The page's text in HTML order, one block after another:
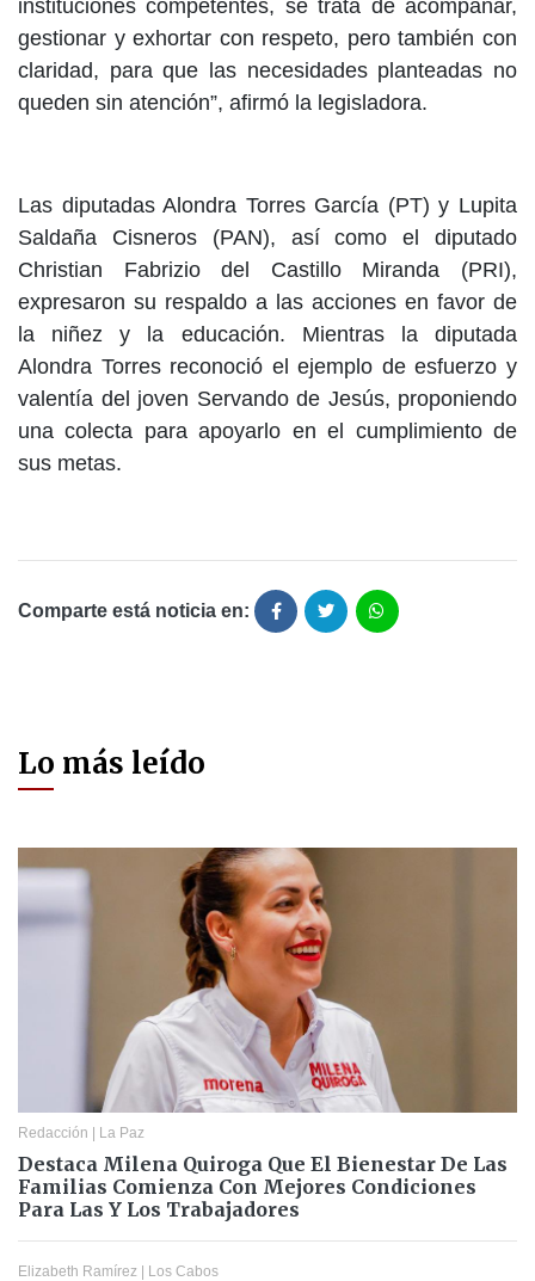
instituciones competentes, se trata de acompañar,
gestionar y exhortar con respeto, pero también con
claridad, para que las necesidades planteadas no
queden sin atención”, afirmó la legisladora.
Las diputadas Alondra Torres García (PT) y Lupita
Saldaña Cisneros (PAN), así como el diputado
Christian Fabrizio del Castillo Miranda (PRI),
expresaron su respaldo a las acciones en favor de
la niñez y la educación. Mientras la diputada
Alondra Torres reconoció el ejemplo de esfuerzo y
valentía del joven Servando de Jesús, proponiendo
una colecta para apoyarlo en el cumplimiento de
sus metas.
Comparte está noticia en:
Lo más leído
Redacción | La Paz
Destaca Milena Quiroga Que El Bienestar De Las
Familias Comienza Con Mejores Condiciones
Para Las Y Los Trabajadores
Elizabeth Ramírez | Los Cabos